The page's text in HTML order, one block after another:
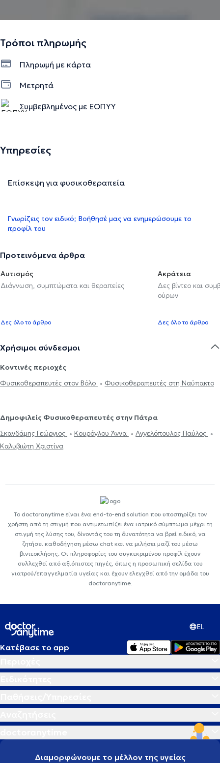
Τρόποι πληρωμής
Πληρωμή με κάρτα
Μετρητά
Συμβεβλημένος με ΕΟΠΥΥ
Υπηρεσίες
Επίσκεψη για φυσικοθεραπεία
Γνωρίζεις τον ειδικό; Βοήθησέ μας να ενημερώσουμε το
προφίλ του
Προτεινόμενα άρθρα
Αυτισμός
Διάγνωση, συμπτώματα και θεραπείες
Δες όλο το άρθρο
Ακράτεια
Δες βίντεο και
ούρων
Δες όλο το άρθρο
Χρήσιμοι σύνδεσμοι
Κοντινές περιοχές
Φυσικοθεραπευτές στον Βόλο
Φυσικοθεραπευτές στη Ναύπακτο
Δημοφιλείς Φυσικοθεραπευτές στην Πάτρα
Σκανδάμης Γεώργιος
Κουρόγλου Άννα
Αγγελόπουλος Παύλος
Καλυβιώτη Χριστίνα
Το doctoranytime είναι ένα end-to-end solution που υποστηρίζει τον
χρήστη από τη στιγμή που αντιμετωπίζει ένα ιατρικό σύμπτωμα μέχρι τη
στιγμή της λύσης του, δίνοντάς του τη δυνατότητα να βρεί ειδικό, να
ζητήσει καθοδήγηση μέσω chat και να μιλήσει μαζί του μέσω
βιντεοκλήσης. Οι πληροφορίες του συγκεκριμένου προφίλ έχουν
συλλεχθεί από αξιόπιστες πηγές, όπως η προσωπική σελίδα του
γιατρού/επαγγελματία υγείας και έχουν ελεγχθεί από την ομάδα του
doctoranytime.
EL
Κατέβασε το app
Διαμορφώνουμε το μέλλον της υγείας